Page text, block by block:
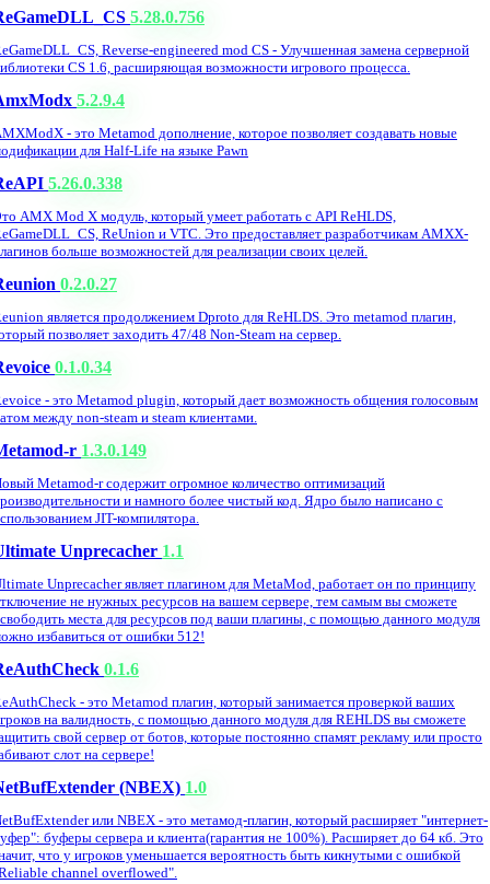
5.28.0.756
Reverse-engineered mod CS - Улучшенная замена серверной
CS 1.6, расширяющая возможности игрового процесса.
5.2.9.4
- это Metamod дополнение, которое позволяет создавать новые
для Half-Life на языке Pawn
5.26.0.338
AMX Mod X модуль, который умеет работать с API ReHLDS,
ReUnion и VTC. Это предоставляет разработчикам AMXX-
больше возможностей для реализации своих целей.
0.2.0.27
является продолжением Dproto для ReHLDS. Это metamod плагин,
позволяет заходить 47/48 Non-Steam на сервер.
0.1.0.34
- это Metamod plugin, который дает возможность общения голосовым
между non-steam и steam клиентами.
r 1.3.0.149
Metamod-r содержит огромное количество оптимизаций
и намного более чистый код. Ядро было написано с
JIT-компилятора.
Unprecacher 1.1
Unprecacher являет плагином для MetaMod, работает он по принципу
не нужных ресурсов на вашем сервере, тем самым вы сможете
места для ресурсов под ваши плагины, с помощью данного модуля
избавиться от ошибки 512!
0.1.6
- это Metamod плагин, который занимается проверкой ваших
на валидность, с помощью данного модуля для REHLDS вы сможете
свой сервер от ботов, которые постоянно спамят рекламу или просто
слот на сервере!
(NBEX) 1.0
или NBEX - это метамод-плагин, который расширяет "интернет-
буферы сервера и клиента(гарантия не 100%). Расширяет до 64 кб. Это
что у игроков уменьшается вероятность быть кикнутыми с ошибкой
channel overflowed".